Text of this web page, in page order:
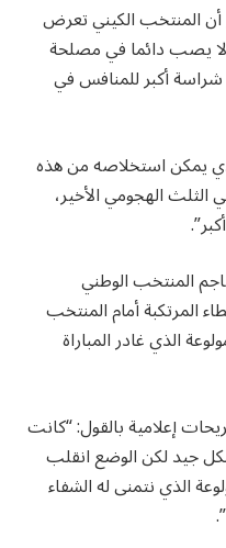
المنتخب الكيني تعرض
لا يصب دائما في مصلحة
أكبر للمنافس في
يمكن استخلاصه من هذه
الثلث الهجومي الأخير،
المنتخب الوطني
المرتكبة أمام المنتخب
الذي غادر المباراة
إعلامية بالقول: “كانت
جيد لكن الوضع انقلب
الذي نتمنى له الشفاء